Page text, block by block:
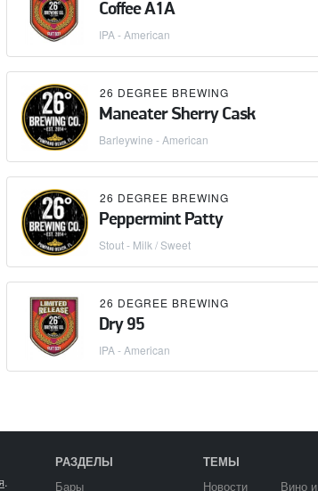
Coffee A1A
IPA - American
26 DEGREE BREWING
Maneater Sherry Cask
Barleywine - American
26 DEGREE BREWING
Peppermint Patty
Stout - Milk / Sweet
26 DEGREE BREWING
Dry 95
IPA - American
.
РАЗДЕЛЫ
Бары
ТЕМЫ
Новости Вино и